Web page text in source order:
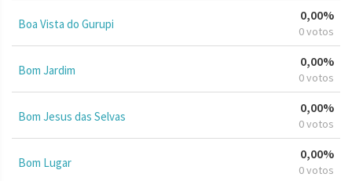
Boa Vista do Gurupi
0,00%
0 votos
Bom Jardim
0,00%
0 votos
Bom Jesus das Selvas
0,00%
0 votos
Bom Lugar
0,00%
0 votos